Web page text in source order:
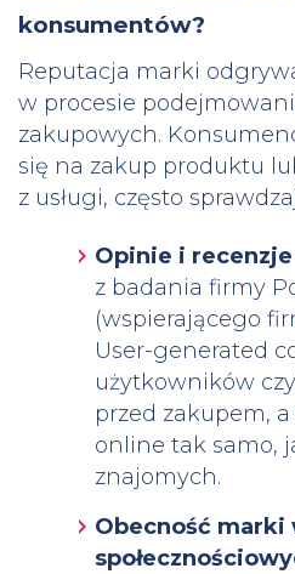
konsumentów?
Reputacja marki
w procesie
zakupowych.
się na zakup produktu
z usługi, często
Opinie i
z badania firmy
(wspierającego
User-generated
użytkowników
przed zakupem,
online tak samo,
znajomych.
Obecność marki